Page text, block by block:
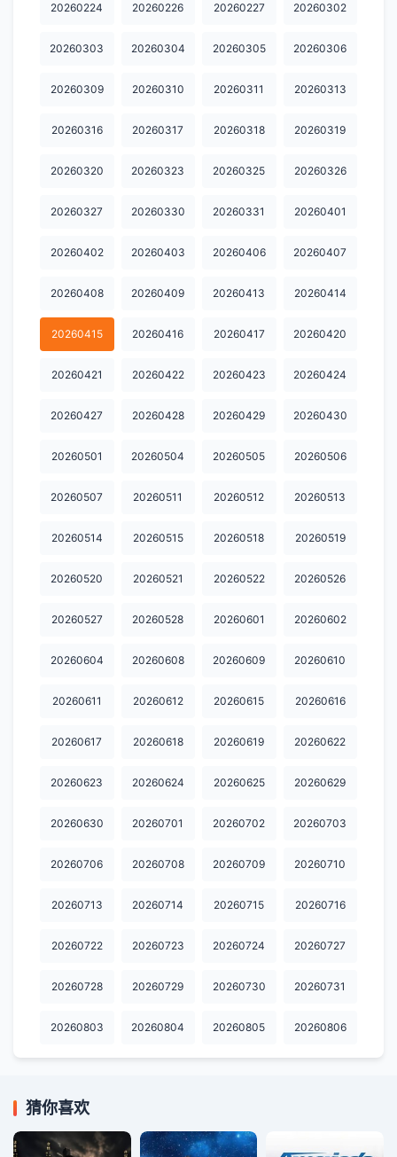
20260224 20260226 20260227 20260302
20260303 20260304 20260305 20260306
20260309 20260310 20260311 20260313
20260316 20260317 20260318 20260319
20260320 20260323 20260325 20260326
20260327 20260330 20260331 20260401
20260402 20260403 20260406 20260407
20260408 20260409 20260413 20260414
20260415 20260416 20260417 20260420
20260421 20260422 20260423 20260424
20260427 20260428 20260429 20260430
20260501 20260504 20260505 20260506
20260507 20260511 20260512 20260513
20260514 20260515 20260518 20260519
20260520 20260521 20260522 20260526
20260527 20260528 20260601 20260602
20260604 20260608 20260609 20260610
20260611 20260612 20260615 20260616
20260617 20260618 20260619 20260622
20260623 20260624 20260625 20260629
20260630 20260701 20260702 20260703
20260706 20260708 20260709 20260710
20260713 20260714 20260715 20260716
20260722 20260723 20260724 20260727
20260728 20260729 20260730 20260731
20260803 20260804 20260805 20260806
猜你喜欢